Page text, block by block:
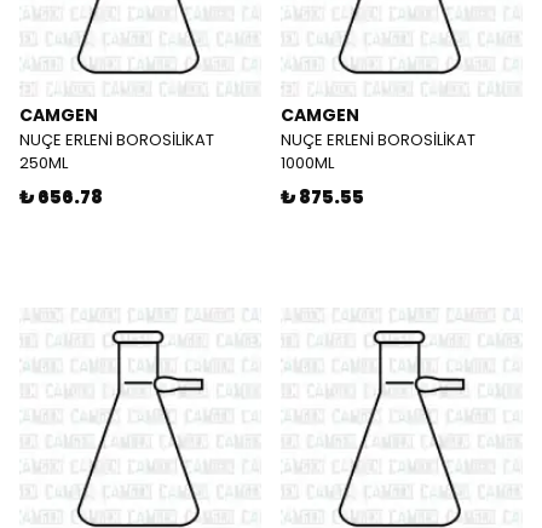
CAMGEN
NUÇE ERLENİ BOROSİLİKAT
250ML
₺ 656.78
CAMGEN
NUÇE ERLENİ BOROSİLİKAT
1000ML
₺ 875.55